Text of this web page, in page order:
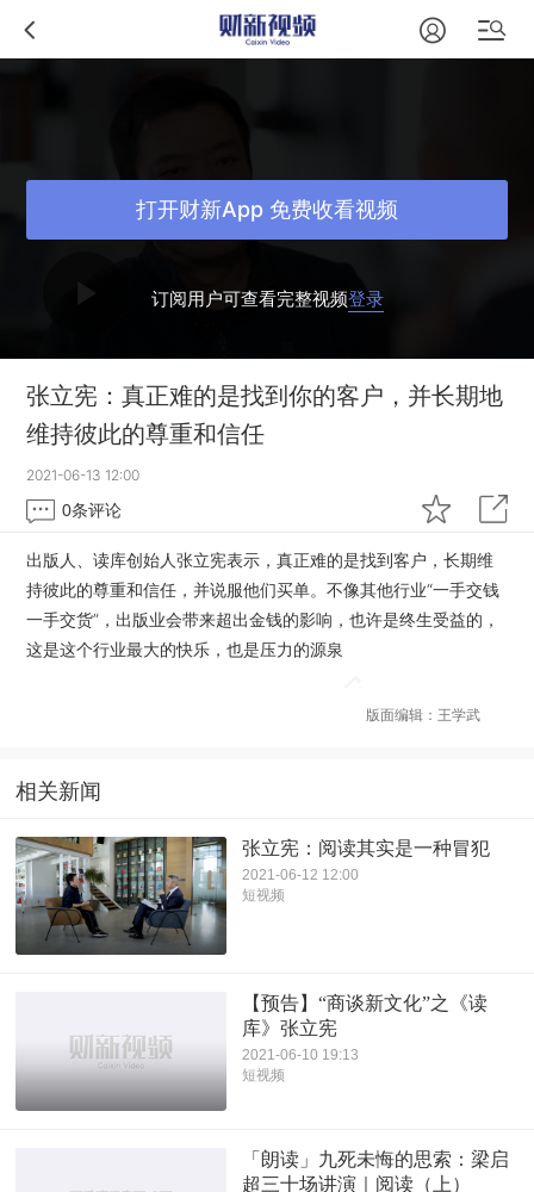
订阅用户可查看完整视频登录
打开财新App 免费收看视频
张立宪：真正难的是找到你的客户，并长期地
维持彼此的尊重和信任
2021-06-13 12:00
0条评论
出版人、读库创始人张立宪表示，真正难的是找到客户，长期维
持彼此的尊重和信任，并说服他们买单。不像其他行业“一手交钱
一手交货”，出版业会带来超出金钱的影响，也许是终生受益的，
这是这个行业最大的快乐，也是压力的源泉
版面编辑：王学武
相关新闻
张立宪：阅读其实是一种冒犯
2021-06-12 12:00
短视频
【预告】“商谈新文化”之《读
库》张立宪
2021-06-10 19:13
短视频
「朗读」九死未悔的思索：梁启
超三十场讲演｜阅读（上）